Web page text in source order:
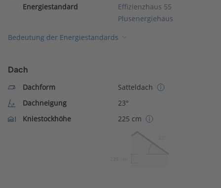
Energiestandard
Effizienzhaus 55
Plusenergiehaus
Bedeutung der Energiestandards
Dach
Dachform
Satteldach
Dachneigung
23°
Kniestockhöhe
225 cm